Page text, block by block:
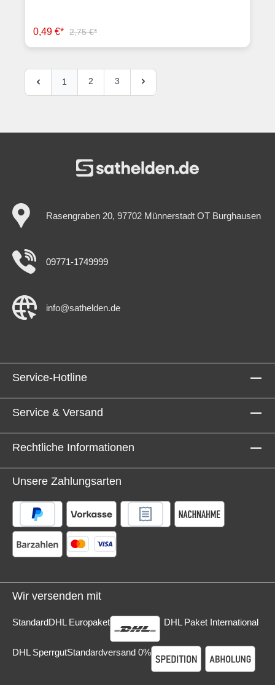
Ausstattungsmerkmale F-Kompressionsstecker
Gewindedurchmesser 7,0mm Geeignet für
Koaxialkabel RG6 und RG Quad Artikelzustand:
0,49 €* 2,75 €*
1 2 3
Rasengraben 20, 97702 Münnerstadt OT Burghausen
09771-1749999
info@sathelden.de
Service-Hotline
Service & Versand
Rechtliche Informationen
Unsere Zahlungsarten
Wir versenden mit
StandardDHL Europaket DHL Paket International
DHL SperrgutStandardversand 0%